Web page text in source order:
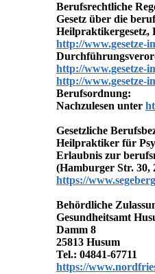
Berufsrechtliche
Gesetz über die
Heilpraktikergesetz,
http://www.gesetze-
http://www.gesetze-
http://www.gesetze-
Berufsordnung:
Nachzulesen unter
Gesetzliche
Heilpraktiker für
Erlaubnis zur
(Hamburger Str. 30,
https://
Behördliche
Gesundheitsamt
Damm 8
25813 Husum
Tel.: 04841-67711
https://